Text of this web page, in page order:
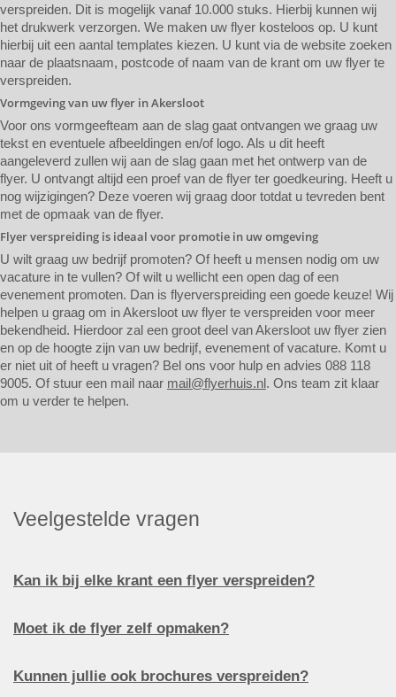
verspreiden. Dit is mogelijk vanaf 10.000 stuks. Hierbij kunnen wij
het drukwerk verzorgen. We maken uw flyer kosteloos op. U kunt
hierbij uit een aantal templates kiezen. U kunt via de website zoeken
naar de plaatsnaam, postcode of naam van de krant om uw flyer te
verspreiden.
Vormgeving van uw flyer in Akersloot
Voor ons vormgeefteam aan de slag gaat ontvangen we graag uw
tekst en eventuele afbeeldingen en/of logo. Als u dit heeft
aangeleverd zullen wij aan de slag gaan met het ontwerp van de
flyer. U ontvangt altijd een proef van de flyer ter goedkeuring. Heeft u
nog wijzigingen? Deze voeren wij graag door totdat u tevreden bent
met de opmaak van de flyer.
Flyer verspreiding is ideaal voor promotie in uw omgeving
U wilt graag uw bedrijf promoten? Of heeft u mensen nodig om uw
vacature in te vullen? Of wilt u wellicht een open dag of een
evenement promoten. Dan is flyerverspreiding een goede keuze! Wij
helpen u graag om in Akersloot uw flyer te verspreiden voor meer
bekendheid. Hierdoor zal een groot deel van Akersloot uw flyer zien
en op de hoogte zijn van uw bedrijf, evenement of vacature. Komt u
er niet uit of heeft u vragen? Bel ons voor hulp en advies 088 118
9005. Of stuur een mail naar mail@flyerhuis.nl. Ons team zit klaar
om u verder te helpen.
Veelgestelde vragen
Kan ik bij elke krant een flyer verspreiden?
Moet ik de flyer zelf opmaken?
Kunnen jullie ook brochures verspreiden?